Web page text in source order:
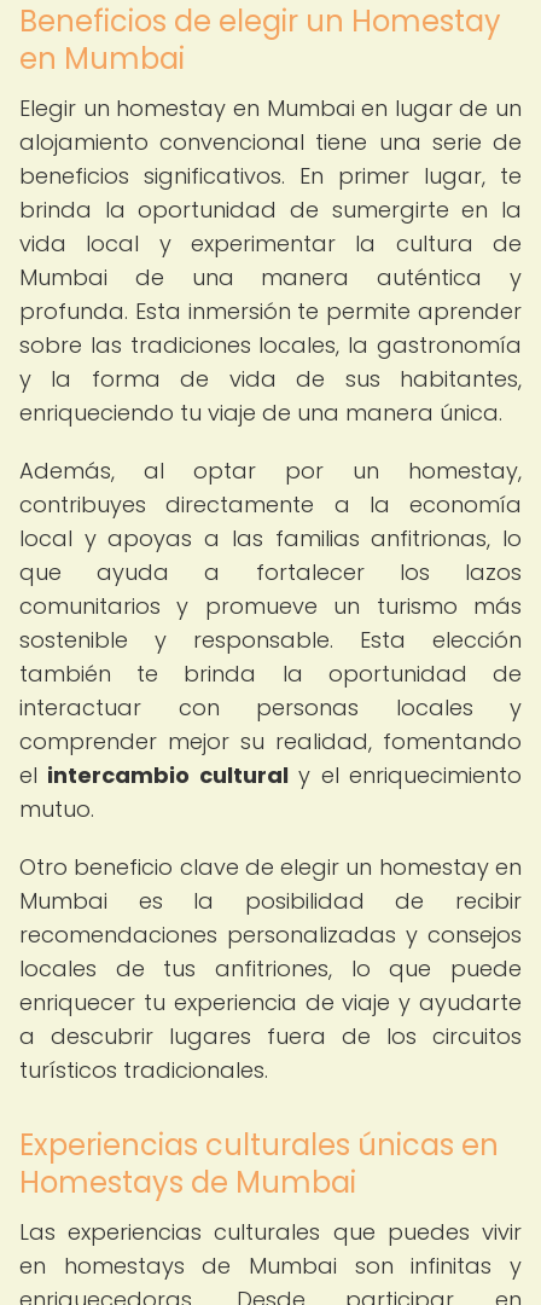
Beneficios de elegir un Homestay
en Mumbai
Elegir un homestay en Mumbai en lugar de un
alojamiento convencional tiene una serie de
beneficios significativos. En primer lugar, te
brinda la oportunidad de sumergirte en la
vida local y experimentar la cultura de
Mumbai de una manera auténtica y
profunda. Esta inmersión te permite aprender
sobre las tradiciones locales, la gastronomía
y la forma de vida de sus habitantes,
enriqueciendo tu viaje de una manera única.
Además, al optar por un homestay,
contribuyes directamente a la economía
local y apoyas a las familias anfitrionas, lo
que ayuda a fortalecer los lazos
comunitarios y promueve un turismo más
sostenible y responsable. Esta elección
también te brinda la oportunidad de
interactuar con personas locales y
comprender mejor su realidad, fomentando
el intercambio culturaly el enriquecimiento
mutuo.
Otro beneficio clave de elegir un homestay en
Mumbai es la posibilidad de recibir
recomendaciones personalizadas y consejos
locales de tus anfitriones, lo que puede
enriquecer tu experiencia de viaje y ayudarte
a descubrir lugares fuera de los circuitos
turísticos tradicionales.
Experiencias culturales únicas en
Homestays de Mumbai
Las experiencias culturales que puedes vivir
en homestays de Mumbai son infinitas y